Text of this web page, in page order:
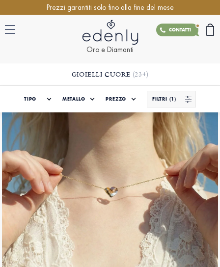
Prezzi garantiti solo fino alla fine del mese
CONTATTI
Oro e Diamanti
GIOIELLI CUORE (234)
TIPO METALLO PREZZO FILTRI (1)